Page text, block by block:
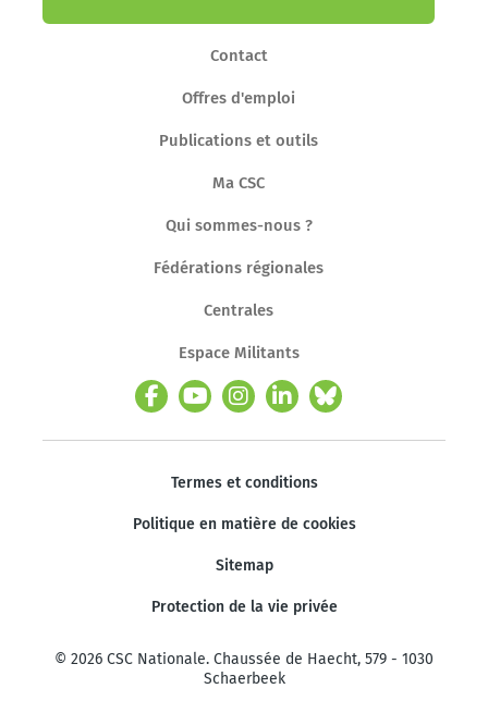
Contact
Offres d'emploi
Publications et outils
Ma CSC
Qui sommes-nous ?
Fédérations régionales
Centrales
Espace Militants
Termes et conditions
Politique en matière de cookies
Sitemap
Protection de la vie privée
© 2026 CSC Nationale. Chaussée de Haecht, 579 - 1030
Schaerbeek